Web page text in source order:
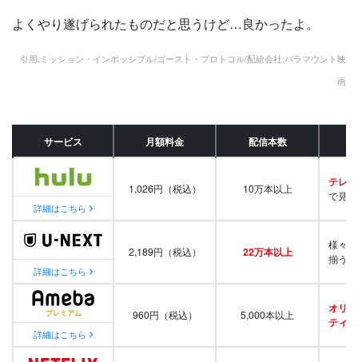
よくやり遂げられたものだと思うけど…良かったよ。
引用:ミッション・インポッシブル/ゴースト・プロトコル/配給会社:パラマウント映
画
サービス 月額料金 配信本数
詳細はこちら
1,026円（税込） 10万本以上 テレビ
で見
詳細はこちら
2,189円（税込） 22万本以上
様々
揃う
詳細はこちら
960円（税込） 5,000本以上
オリ
ティ